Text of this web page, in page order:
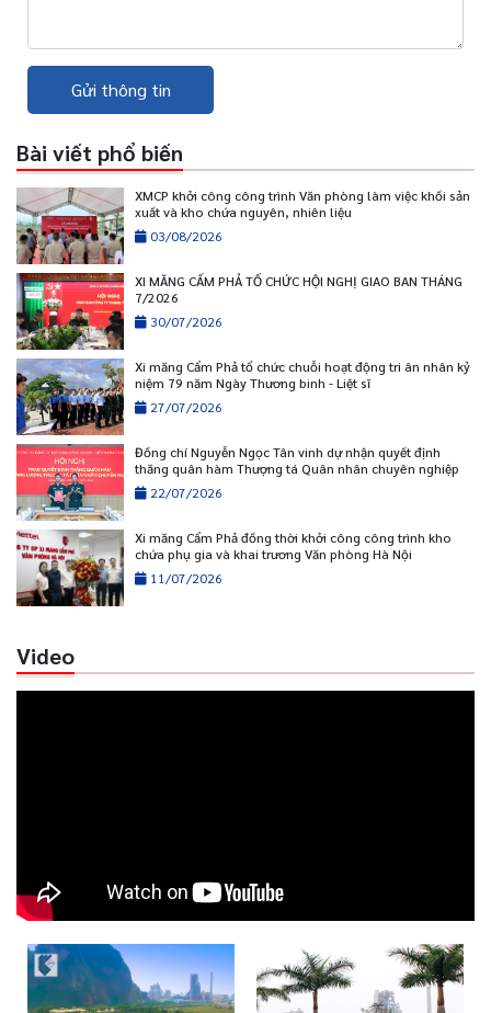
Gửi thông tin
Bài viết phổ biến
XMCP khởi công công trình Văn phòng làm việc khối sản
xuất và kho chứa nguyên, nhiên liệu
03/08/2026
XI MĂNG CẨM PHẢ TỔ CHỨC HỘI NGHỊ GIAO BAN THÁNG
7/2026
30/07/2026
Xi măng Cẩm Phả tổ chức chuỗi hoạt động tri ân nhân kỷ
niệm 79 năm Ngày Thương binh - Liệt sĩ
27/07/2026
Đồng chí Nguyễn Ngọc Tân vinh dự nhận quyết định
thăng quân hàm Thượng tá Quân nhân chuyên nghiệp
22/07/2026
Xi măng Cẩm Phả đồng thời khởi công công trình kho
chứa phụ gia và khai trương Văn phòng Hà Nội
11/07/2026
Video